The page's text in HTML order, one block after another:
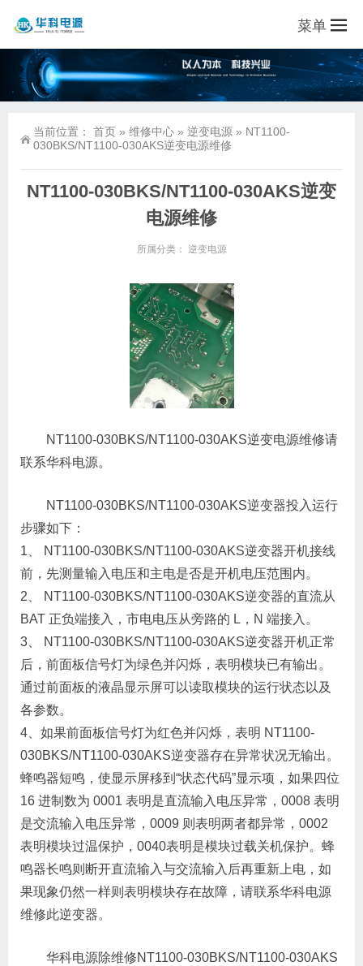
菜单
当前位置： 首页 » 维修中心 » 逆变电源 » NT1100-
030BKS/NT1100-030AKS逆变电源维修
NT1100-030BKS/NT1100-030AKS逆变
电源维修
所属分类： 逆变电源
NT1100-030BKS/NT1100-030AKS逆变电源维修请
联系华科电源。
NT1100-030BKS/NT1100-030AKS逆变器投入运行
步骤如下：
1、 NT1100-030BKS/NT1100-030AKS逆变器开机接线
前，先测量输入电压和主电是否是开机电压范围内。
2、 NT1100-030BKS/NT1100-030AKS逆变器的直流从
BAT 正负端接入，市电电压从旁路的 L，N 端接入。
3、 NT1100-030BKS/NT1100-030AKS逆变器开机正常
后，前面板信号灯为绿色并闪烁，表明模块已有输出。
通过前面板的液晶显示屏可以读取模块的运行状态以及
各参数。
4、如果前面板信号灯为红色并闪烁，表明 NT1100-
030BKS/NT1100-030AKS逆变器存在异常状况无输出。
蜂鸣器短鸣，使显示屏移到“状态代码”显示项，如果四位
16 进制数为 0001 表明是直流输入电压异常，0008 表明
是交流输入电压异常，0009 则表明两者都异常，0002
表明模块过温保护，0040表明是模块过载关机保护。蜂
鸣器长鸣则断开直流输入与交流输入后再重新上电，如
果现象仍然一样则表明模块存在故障，请联系华科电源
维修此逆变器。
华科电源除维修NT1100-030BKS/NT1100-030AKS